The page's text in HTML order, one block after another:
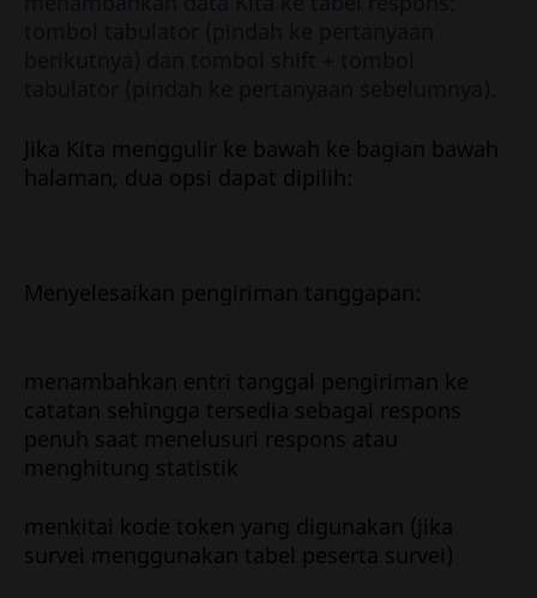
Jika Kita menggulir ke bawah ke bagian bawah
halaman, dua opsi dapat dipilih:
Menyelesaikan pengiriman tanggapan:
menambahkan entri tanggal pengiriman ke
catatan sehingga tersedia sebagai respons
penuh saat menelusuri respons atau
menghitung statistik
menkitai kode token yang digunakan (jika
survei menggunakan tabel peserta survei)